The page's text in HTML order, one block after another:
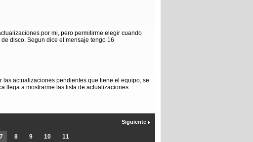
por mi, pero permitirme elegir cuando
disco. Segun dice el mensaje tengo 16
actualizaciones pendientes que tiene el equipo, se
llega a mostrarme las lista de actualizaciones
7 8 9 10 11
Siguiente